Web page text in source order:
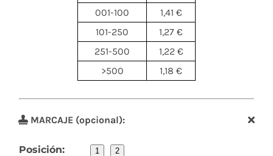
001-100
1,41 €
101-250
1,27 €
251-500
1,22 €
>500
1,18 €
MARCAJE (opcional):
Posición: 1 2